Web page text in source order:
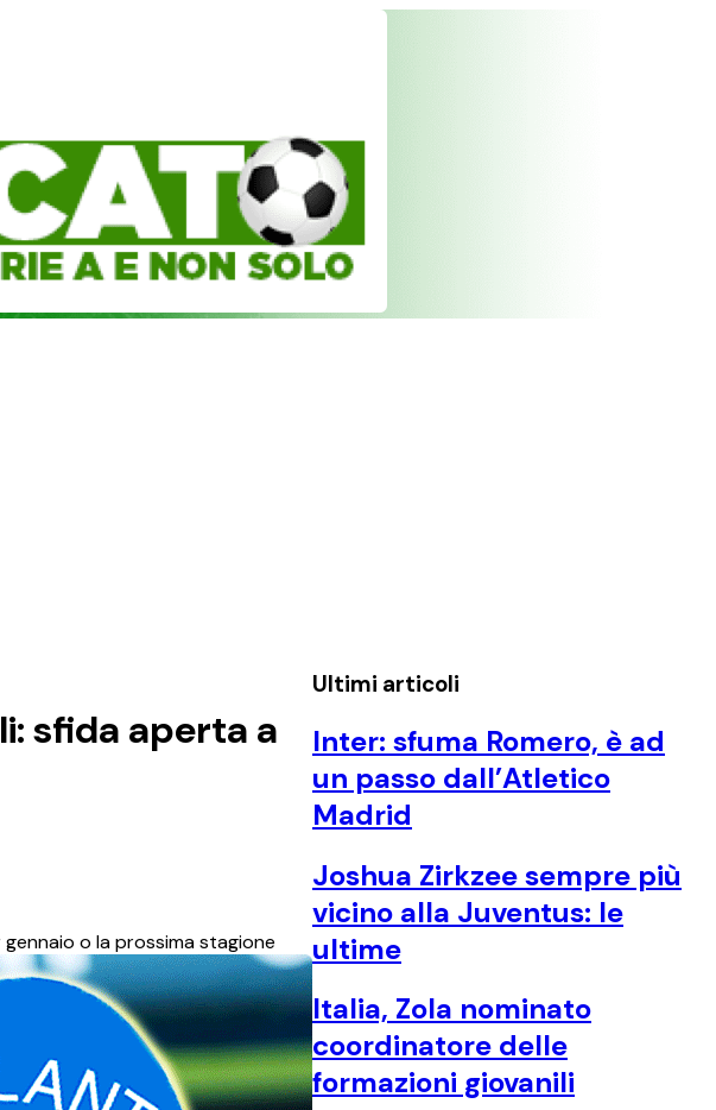
sfida aperta a
o la prossima stagione
Ultimi articoli
Inter: sfuma Romero, è ad
un passo dall’Atletico
Madrid
Joshua Zirkzee sempre più
vicino alla Juventus: le
ultime
Italia, Zola nominato
coordinatore delle
formazioni giovanili